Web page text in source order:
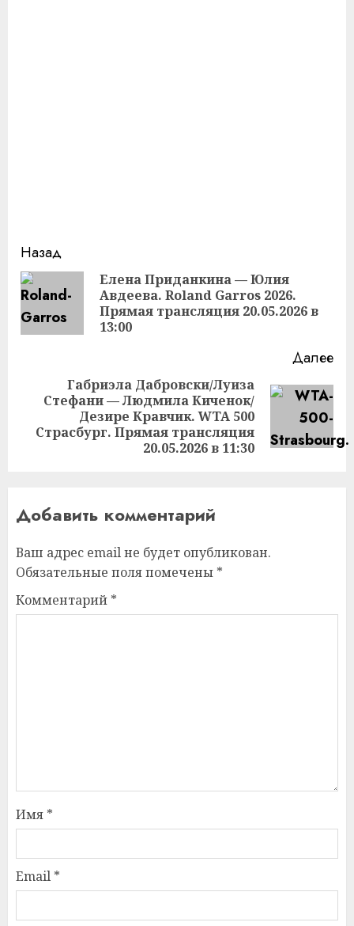
Продолжить
чтение
Назад
Елена Приданкина — Юлия
Авдеева. Roland Garros 2026.
Прямая трансляция 20.05.2026 в
13:00
Далее
Следующая
запись:
Габриэла Дабровски/Луиза
Стефани — Людмила Киченок/
Дезире Кравчик. WTA 500
Страсбург. Прямая трансляция
20.05.2026 в 11:30
Добавить комментарий
Ваш адрес email не будет опубликован.
Обязательные поля помечены *
Комментарий *
Имя *
Email *